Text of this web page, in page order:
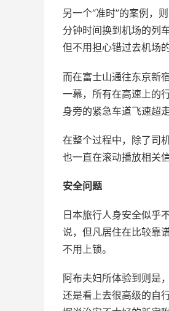
另一个“准时”的案例，
分钟时间换到机场的列
但不用担心错过去机场
而在富士山通往东京新
一幕，所有在高速上的
身旁的紧急车道飞速超
在整个过程中，除了司
也一直在滚动播放相关
安全问题
日本旅行人身安全似乎
说，但凡居住在比较靠
不用上锁。
阿布夫妇所体验到则是
还是看上去很高级的自